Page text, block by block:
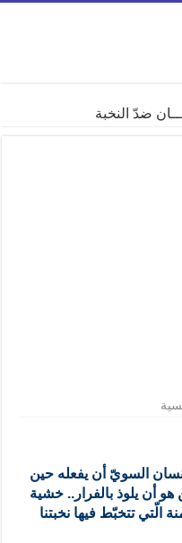
ضدّ النخبة
السويّ أن يفعله حين
أن يلوذ بالفرار.. خشية
الّتي تتخبّط فيها نخبتنا